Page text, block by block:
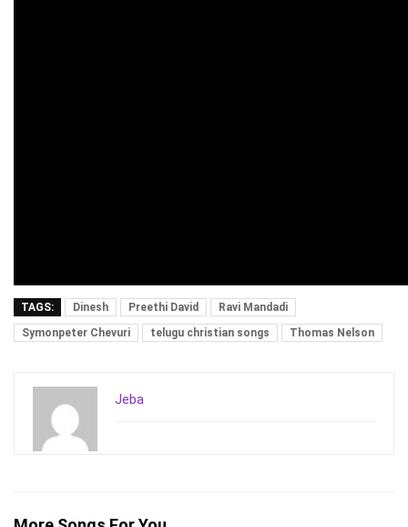
TAGS: Dinesh Preethi David
Ravi Mandadi
Symonpeter Chevuri
telugu christian songs Thomas Nelson
Jeba